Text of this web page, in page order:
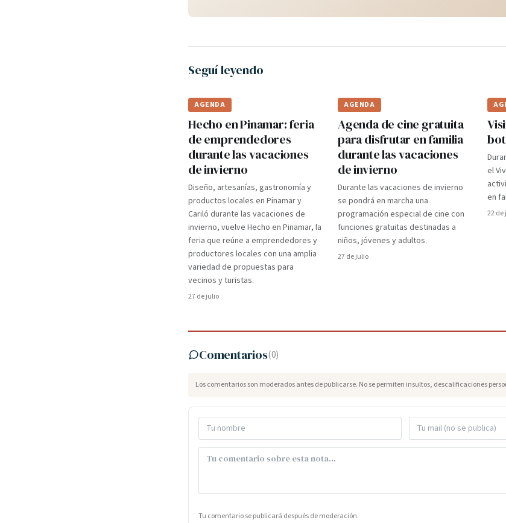
Seguí leyendo
AGENDA
Hecho en Pinamar: feria
de emprendedores
durante las vacaciones
de invierno
Diseño, artesanías, gastronomía y
productos locales en Pinamar y
Cariló durante las vacaciones de
invierno, vuelve Hecho en Pinamar, la
feria que reúne a emprendedores y
productores locales con una amplia
variedad de propuestas para
vecinos y turistas.
27 de julio
AGENDA
Agenda de cine gratuita
para disfrutar en familia
durante las vacaciones
de invierno
Durante las vacaciones de invierno
se pondrá en marcha una
programación especial de cine con
funciones gratuitas destinadas a
niños, jóvenes y adultos.
27 de julio
el
en
22 de
Comentarios(0)
Los comentarios son moderados antes de publicarse. No se permiten insultos, descalificaciones
Tu comentario se publicará después de moderación.